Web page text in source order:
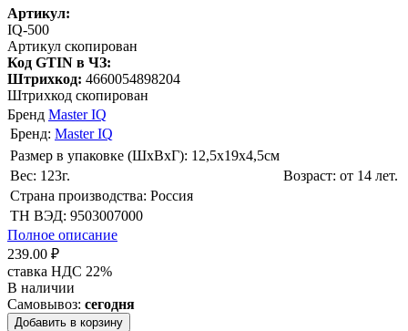
Артикул:
IQ-500
Артикул скопирован
Код GTIN в ЧЗ:
Штрихкод: 4660054898204
Штрихкод скопирован
Бренд Master IQ
Бренд: Master IQ
Размер в упаковке (ШхВxГ): 12,5х19х4,5cм
Вес: 123г.
Возраст: от 14 лет.
Страна производства: Россия
ТН ВЭД: 9503007000
Полное описание
239.00 ₽
ставка НДС 22%
В наличии
Самовывоз: сегодня
Добавить в корзину